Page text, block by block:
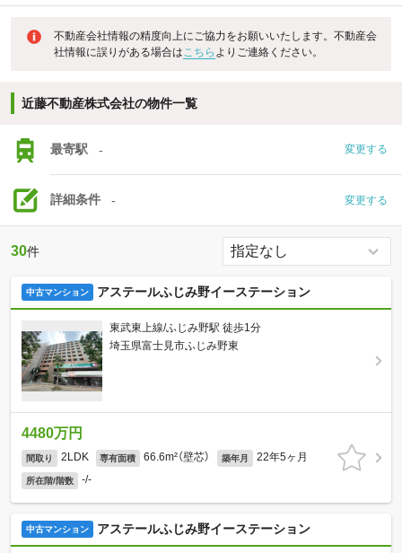
不動産会社情報の精度向上にご協力をお願いいたします。不動産会
社情報に誤りがある場合はこちら よりご連絡ください。
近藤不動産株式会社の物件一覧
最寄駅 - 変更する
詳細条件 - 変更する
30件
中古マンション アステールふじみ野イーステーション
東武東上線/ふじみ野駅 徒歩1分
埼玉県富士見市ふじみ野東
4480万円
間取り 2LDK 専有面積 66.6m²（壁芯） 築年月 22年5ヶ月
所在階/階数 -/-
中古マンション アステールふじみ野イーステーション